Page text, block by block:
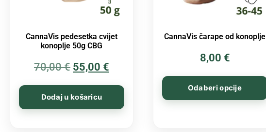
CannaVis pedesetka cvijet
konoplje 50g CBG
70,00€ 55,00 €
Dodaj u košaricu
CannaVis čarape od konoplje
8,00 €
Odaberi opcije